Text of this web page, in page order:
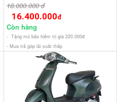
18.000.000 đ
16.400.000đ
Còn hàng
- Tặng mũ bảo hiểm trị giá 220.000đ
- Mua trả góp lãi suất thấp